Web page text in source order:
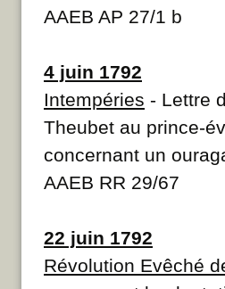
AAEB AP 27/1 b
4 juin 1792
Intempéries - Lettre
Theubet au prince-
concernant un
AAEB RR 29/67
22 juin 1792
Révolution Evêché